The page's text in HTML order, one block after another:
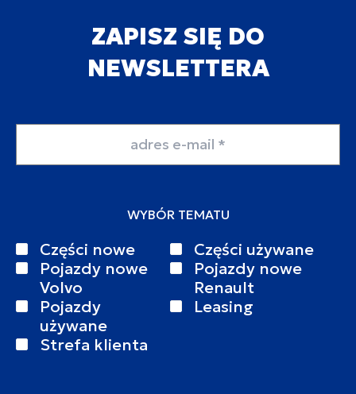
ZAPISZ SIĘ DO
NEWSLETTERA
WYBÓR TEMATU
Części nowe
Części używane
Pojazdy nowe
Volvo
Pojazdy nowe
Renault
Pojazdy
używane
Leasing
Strefa klienta